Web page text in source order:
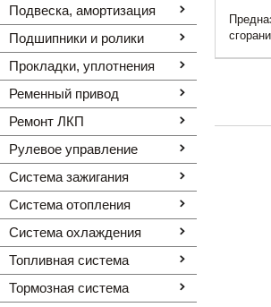
Подвеска, амортизация
Подшипники и ролики
Прокладки, уплотнения
Ременный привод
Ремонт ЛКП
Рулевое управление
Система зажигания
Система отопления
Система охлаждения
Топливная система
Тормозная система